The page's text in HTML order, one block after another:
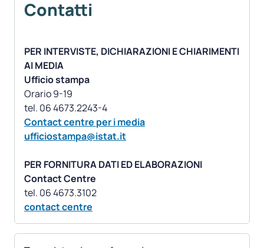
Contatti
PER INTERVISTE, DICHIARAZIONI E CHIARIMENTI
AI MEDIA
Ufficio stampa
Orario 9-19
Contact centre per i media
ufficiostampa@istat.it
PER FORNITURA DATI ED ELABORAZIONI
Contact Centre
contact centre